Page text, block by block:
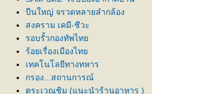
ปืนใหญ่ จรวดหลายลำกล้อง
สงคราม เคมี-ชีวะ
รอบรั้วกองทัพไท
ร้อยเรื่องเมืองไท
เทคโนโลยีทางทหาร
กรอง...สถานการณ์
ตระเวณชิม (แนะนำร้านอาหาร )